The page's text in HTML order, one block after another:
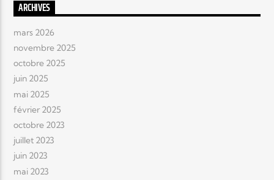
ARCHIVES
mars 2026
novembre 2025
octobre 2025
juin 2025
mai 2025
février 2025
octobre 2023
juillet 2023
juin 2023
mai 2023